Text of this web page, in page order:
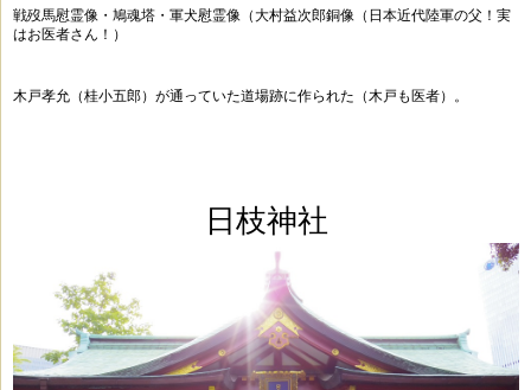
戦歿馬慰霊像・鳩魂塔・軍犬慰霊像（大村益次郎銅像（日本近代陸軍の父！実
はお医者さん！）
木戸孝允（桂小五郎）が通っていた道場跡に作られた（木戸も医者）。
日枝神社